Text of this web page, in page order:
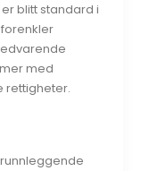
blitt standard i
med
rettigheter.